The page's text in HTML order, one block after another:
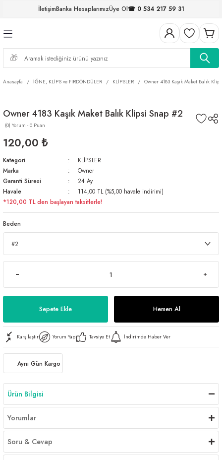
İletişimBanka HesaplarımızÜye Ol☎ 0 534 217 59 31
Geri Dön
Geri Dön
Geri Dön
Geri Dön
FIRDÖNDÜLER
Geri Dön
Geri Dön
Geri Dön
Geri Dön
Anasayfa İĞNE, KLİPS ve FIRDÖNDÜLER KLİPSLER Owner 4183 Kaşık Maket Balık
Owner 4183 Kaşık Maket Balık Klipsi Snap #2
(0) Yorum - 0 Puan
120,00 ₺
Kategori
KLİPSLER
Marka
Owner
Garanti Süresi
24 Ay
Havale
114,00 TL (%5,00 havale indirimi)
*120,00 TL den başlayan taksitlerle!
Beden
Sepete Ekle Hemen Al
Karşılaştır Yorum Yap Tavsiye Et İndirimde Haber Ver
Aynı Gün Kargo
Ürün Bilgisi
Yorumlar
Soru & Cevap